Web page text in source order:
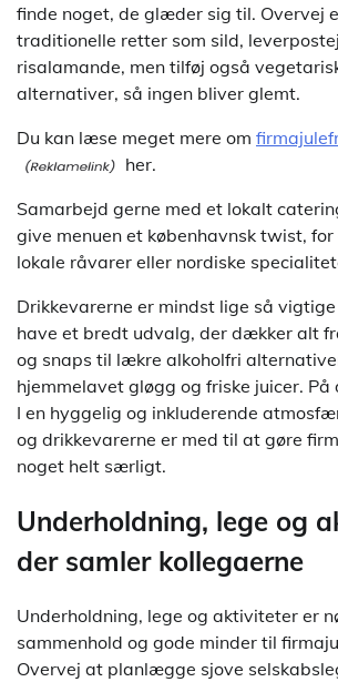
finde noget, de glæder sig til. Overvej
traditionelle retter som sild,
risalamande, men tilføj også
alternativer, så ingen bliver glemt.
Du kan læse meget mere om
her.
Samarbejd gerne med et lokalt
give menuen et københavnsk twist, for
lokale råvarer eller nordiske
Drikkevarerne er mindst lige så
have et bredt udvalg, der dækker alt
og snaps til lækre alkoholfri
hjemmelavet gløgg og friske juicer. På
I en hyggelig og inkluderende
og drikkevarerne er med til at gøre
noget helt særligt.
Underholdning, lege og
der samler kollegaerne
Underholdning, lege og aktiviteter er
sammenhold og gode minder til
Overvej at planlægge sjove